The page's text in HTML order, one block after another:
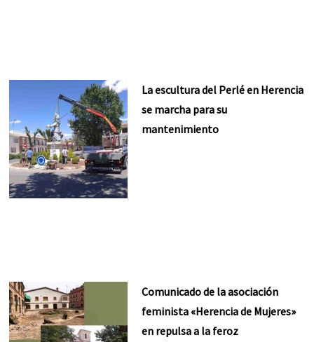
La escultura del Perlé en Herencia
se marcha para su
mantenimiento
Comunicado de la asociación
feminista «Herencia de Mujeres»
en repulsa a la feroz